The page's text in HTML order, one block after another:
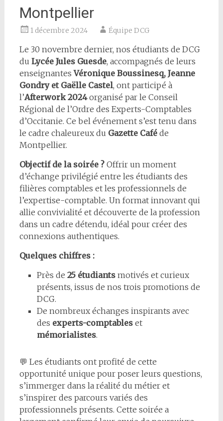
Montpellier
1 décembre 2024 Équipe DCG
Le 30 novembre dernier, nos étudiants de DCG
du Lycée Jules Guesde, accompagnés de leurs
enseignantesVéronique Boussinesq, Jeanne
Gondry et Gaëlle Castel, ont participé à
l’Afterwork 2024organisé par le Conseil
Régional de l’Ordre des Experts-Comptables
d’Occitanie. Ce bel événement s’est tenu dans
le cadre chaleureux du Gazette Caféde
Montpellier.
Objectif de la soirée ?Offrir un moment
d’échange privilégié entre les étudiants des
filières comptables et les professionnels de
l’expertise-comptable. Un format innovant qui
allie convivialité et découverte de la profession
dans un cadre détendu, idéal pour créer des
connexions authentiques.
Quelques chiffres :
Près de 25 étudiantsmotivés et curieux
présents, issus de nos trois promotions de
DCG.
De nombreux échanges inspirants avec
des experts-comptableset
mémorialistes.
💬 Les étudiants ont profité de cette
opportunité unique pour poser leurs questions,
s’immerger dans la réalité du métier et
s’inspirer des parcours variés des
professionnels présents. Cette soirée a